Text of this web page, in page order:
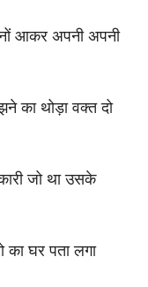
आकर अपनी अपनी
का थोड़ा वक्त दो
जो था उसके
घर पता लगा